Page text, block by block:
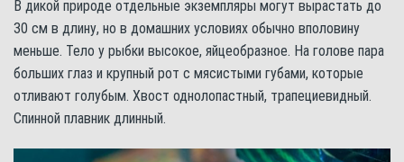
В дикой природе отдельные экземпляры могут вырастать до
30 см в длину, но в домашних условиях обычно вполовину
меньше. Тело у рыбки высокое, яйцеобразное. На голове пара
больших глаз и крупный рот с мясистыми губами, которые
отливают голубым. Хвост однолопастный, трапециевидный.
Спинной плавник длинный.